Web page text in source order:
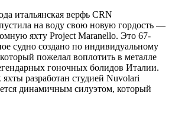
итальянская верфь CRN
на воду свою новую гордость —
яхту Project Maranello. Это 67-
судно создано по индивидуальному
пожелал воплотить в металле
гоночных болидов Италии.
разработан студией Nuvolari
динамичным силуэтом, который